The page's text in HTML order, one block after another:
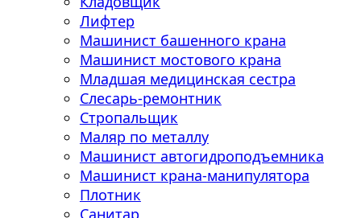
Лифтер
Машинист башенного крана
Машинист мостового крана
Младшая медицинская сестра
Слесарь-ремонтник
Стропальщик
Маляр по металлу
Машинист автогидроподъемника
Машинист крана-манипулятора
Плотник
Санитар